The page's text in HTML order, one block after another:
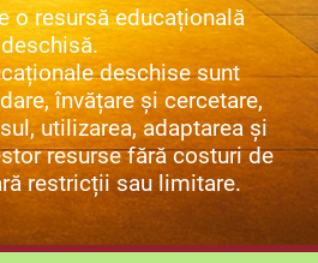
o resursă educațională
deschisă.
deschise sunt
învățare și cercetare,
utilizarea, adaptarea și
resurse fără costuri de
restricții sau limitare.